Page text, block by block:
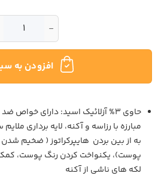
تونر شفاف کننده آزلائیک اسید و 3 سیکا آنوا عدد
افزودن به
حاوی 3% آزلائیک اسید: دارای خواص
مبارزه با رزاسه و آکنه، لایه برداری
به از بین بردن هایپرکراتوز ( ضخیم
پوست)، یکنواخت کردن رنگ پوست،
لکه های ناشی از آکنه